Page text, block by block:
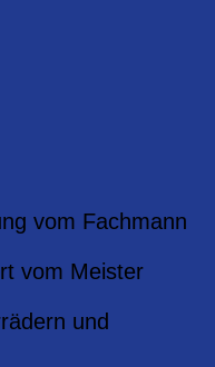
vom Fachmann
vom Meister
und